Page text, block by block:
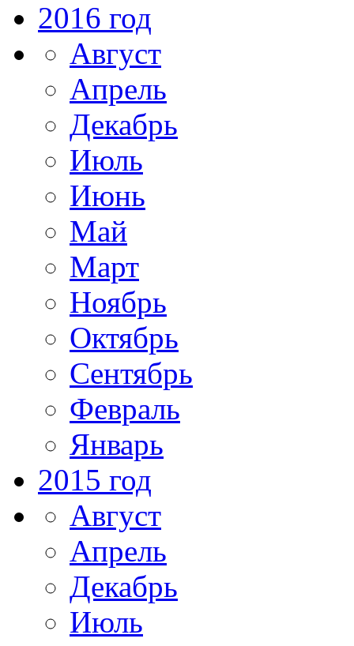
2016 год
Август
Апрель
Декабрь
Июль
Июнь
Май
Март
Ноябрь
Октябрь
Сентябрь
Февраль
Январь
2015 год
Август
Апрель
Декабрь
Июль